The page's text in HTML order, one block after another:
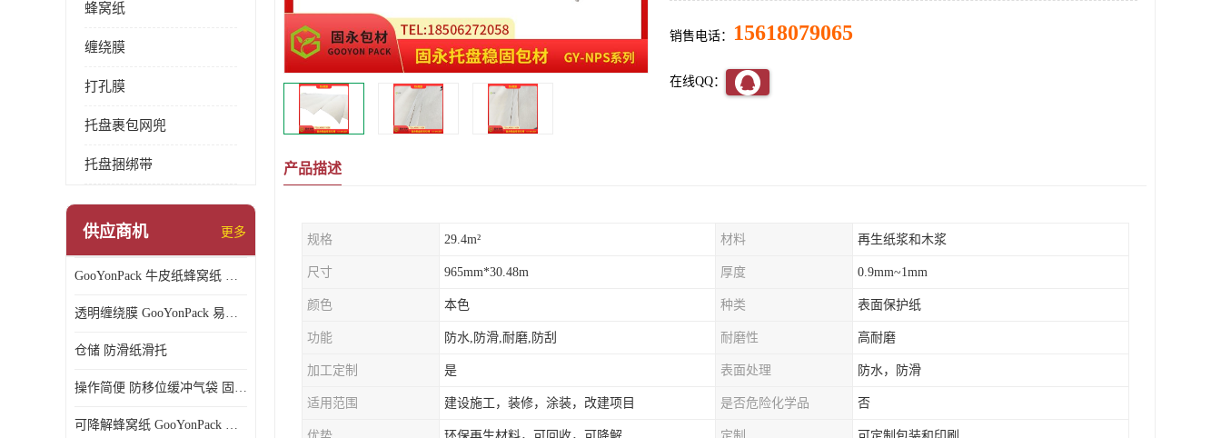
蜂窝纸
缠绕膜
打孔膜
托盘裹包网兜
托盘捆绑带
供应商机 更多
GooYonPack 牛皮纸蜂窝纸 循环使用
透明缠绕膜 GooYonPack 易撕扯不残留
仓储 防滑纸滑托
操作简便 防移位缓冲气袋 固永包材
可降解蜂窝纸 GooYonPack 循环使用
销售电话： 15618079065
在线QQ：
产品描述
规格 29.4m² 材料 再生纸浆和木浆
尺寸 965mm*30.48m 厚度 0.9mm~1mm
颜色 本色 种类 表面保护纸
功能 防水,防滑,耐磨,防刮 耐磨性 高耐磨
加工定制 是 表面处理 防水，防滑
适用范围 建设施工，装修，涂装，改建项目 是否危险化学品 否